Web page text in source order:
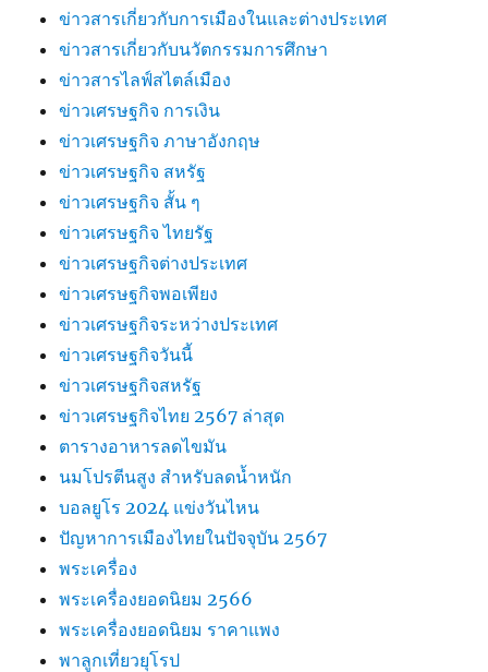
ข่าวสารเกี่ยวกับการเมืองในและต่างประเทศ
ข่าวสารเกี่ยวกับนวัตกรรมการศึกษา
ข่าวสารไลฟ์สไตล์เมือง
ข่าวเศรษฐกิจ การเงิน
ข่าวเศรษฐกิจ ภาษาอังกฤษ
ข่าวเศรษฐกิจ สหรัฐ
ข่าวเศรษฐกิจ สั้น ๆ
ข่าวเศรษฐกิจ ไทยรัฐ
ข่าวเศรษฐกิจต่างประเทศ
ข่าวเศรษฐกิจพอเพียง
ข่าวเศรษฐกิจระหว่างประเทศ
ข่าวเศรษฐกิจวันนี้
ข่าวเศรษฐกิจสหรัฐ
ข่าวเศรษฐกิจไทย 2567 ล่าสุด
ตารางอาหารลดไขมัน
นมโปรตีนสูง สำหรับลดน้ำหนัก
บอลยูโร 2024 แข่งวันไหน
ปัญหาการเมืองไทยในปัจจุบัน 2567
พระเครื่อง
พระเครื่องยอดนิยม 2566
พระเครื่องยอดนิยม ราคาแพง
พาลูกเที่ยวยุโรป